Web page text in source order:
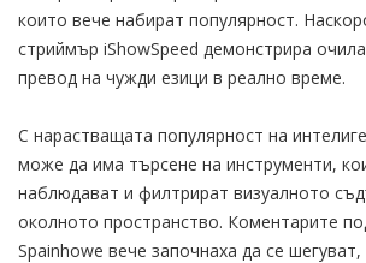
които вече набират популярност.
стриймър iShowSpeed ​​​​демонстрира
превод на чужди езици в реално време.
С нарастващата популярност на
може да има търсене на инструменти,
наблюдават и филтрират визуалното
околното пространство. Коментарите
Spainhowe вече започнаха да се